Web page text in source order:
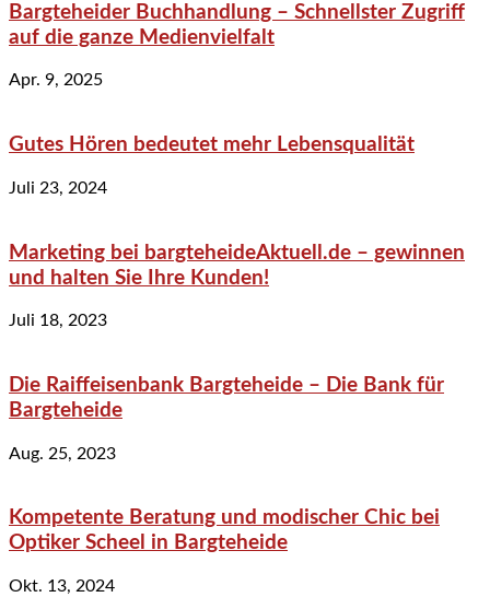
Bargteheider Buchhandlung – Schnellster Zugriff
auf die ganze Medienvielfalt
Apr. 9, 2025
Gutes Hören bedeutet mehr Lebensqualität
Juli 23, 2024
Marketing bei bargteheideAktuell.de – gewinnen
und halten Sie Ihre Kunden!
Juli 18, 2023
Die Raiffeisenbank Bargteheide – Die Bank für
Bargteheide
Aug. 25, 2023
Kompetente Beratung und modischer Chic bei
Optiker Scheel in Bargteheide
Okt. 13, 2024